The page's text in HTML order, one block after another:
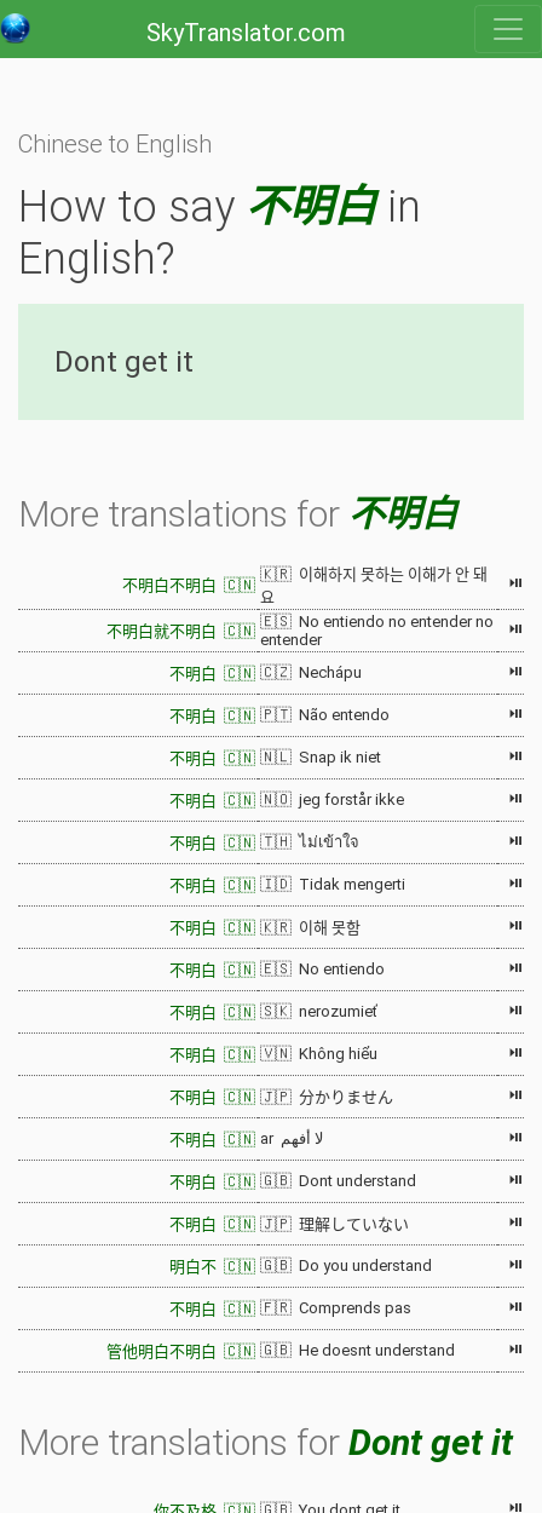
SkyTranslator.com
Chinese to English
How to say 不明白in
English?
Dont get it
More translations for 不明白
不明白不明白 🇨🇳
🇰🇷 이해하지 못하는 이해가 안 돼
요
⏯
不明白就不明白 🇨🇳
🇪🇸 No entiendo no entender no
entender
⏯
不明白 🇨🇳 🇨🇿 Nechápu ⏯
不明白 🇨🇳 🇵🇹 Não entendo ⏯
不明白 🇨🇳 🇳🇱 Snap ik niet ⏯
不明白 🇨🇳 🇳🇴 jeg forstår ikke ⏯
不明白 🇨🇳 🇹🇭 ไม่เข้าใจ ⏯
不明白 🇨🇳 🇮🇩 Tidak mengerti ⏯
不明白 🇨🇳 🇰🇷 이해 못함 ⏯
不明白 🇨🇳 🇪🇸 No entiendo ⏯
不明白 🇨🇳 🇸🇰 nerozumieť ⏯
不明白 🇨🇳 🇻🇳 Không hiểu ⏯
不明白 🇨🇳 🇯🇵 分かりません ⏯
不明白 🇨🇳 ar لا أفهم ⏯
不明白 🇨🇳 🇬🇧 Dont understand ⏯
不明白 🇨🇳 🇯🇵 理解していない ⏯
明白不 🇨🇳 🇬🇧 Do you understand ⏯
不明白 🇨🇳 🇫🇷 Comprends pas ⏯
管他明白不明白 🇨🇳 🇬🇧 He doesnt understand ⏯
More translations for Dont get it
⏯